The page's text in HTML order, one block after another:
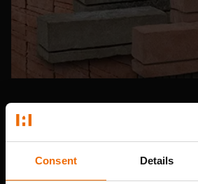
Consent Details
Pantheon Nordic